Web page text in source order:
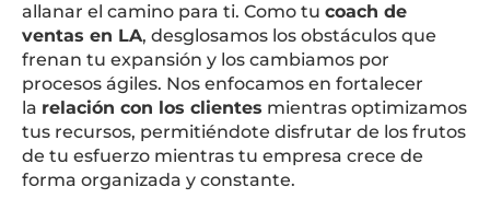
allanar el camino para ti. Como tu coach de
ventas en LA, desglosamos los obstáculos que
frenan tu expansión y los cambiamos por
procesos ágiles. Nos enfocamos en fortalecer
la relación con los clientes mientras optimizamos
tus recursos, permitiéndote disfrutar de los frutos
de tu esfuerzo mientras tu empresa crece de
forma organizada y constante.